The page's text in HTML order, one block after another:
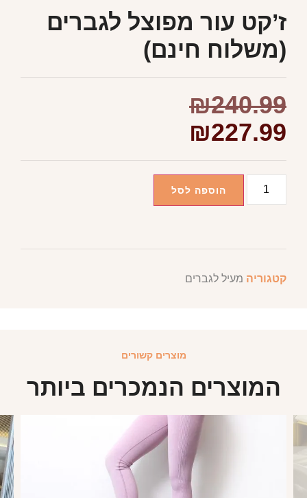
ז’קט עור מפוצל לגברים
(משלוח חינם)
₪240.99
₪227.99
הוספה לסל
קטגוריה מעיל לגברים
מוצרים קשורים
המוצרים הנמכרים ביותר